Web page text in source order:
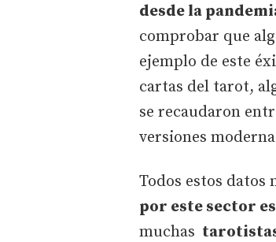
desde la
comprobar que
ejemplo de este
cartas del tarot,
se recaudaron
versiones
Todos estos datos
por este sector
muchas